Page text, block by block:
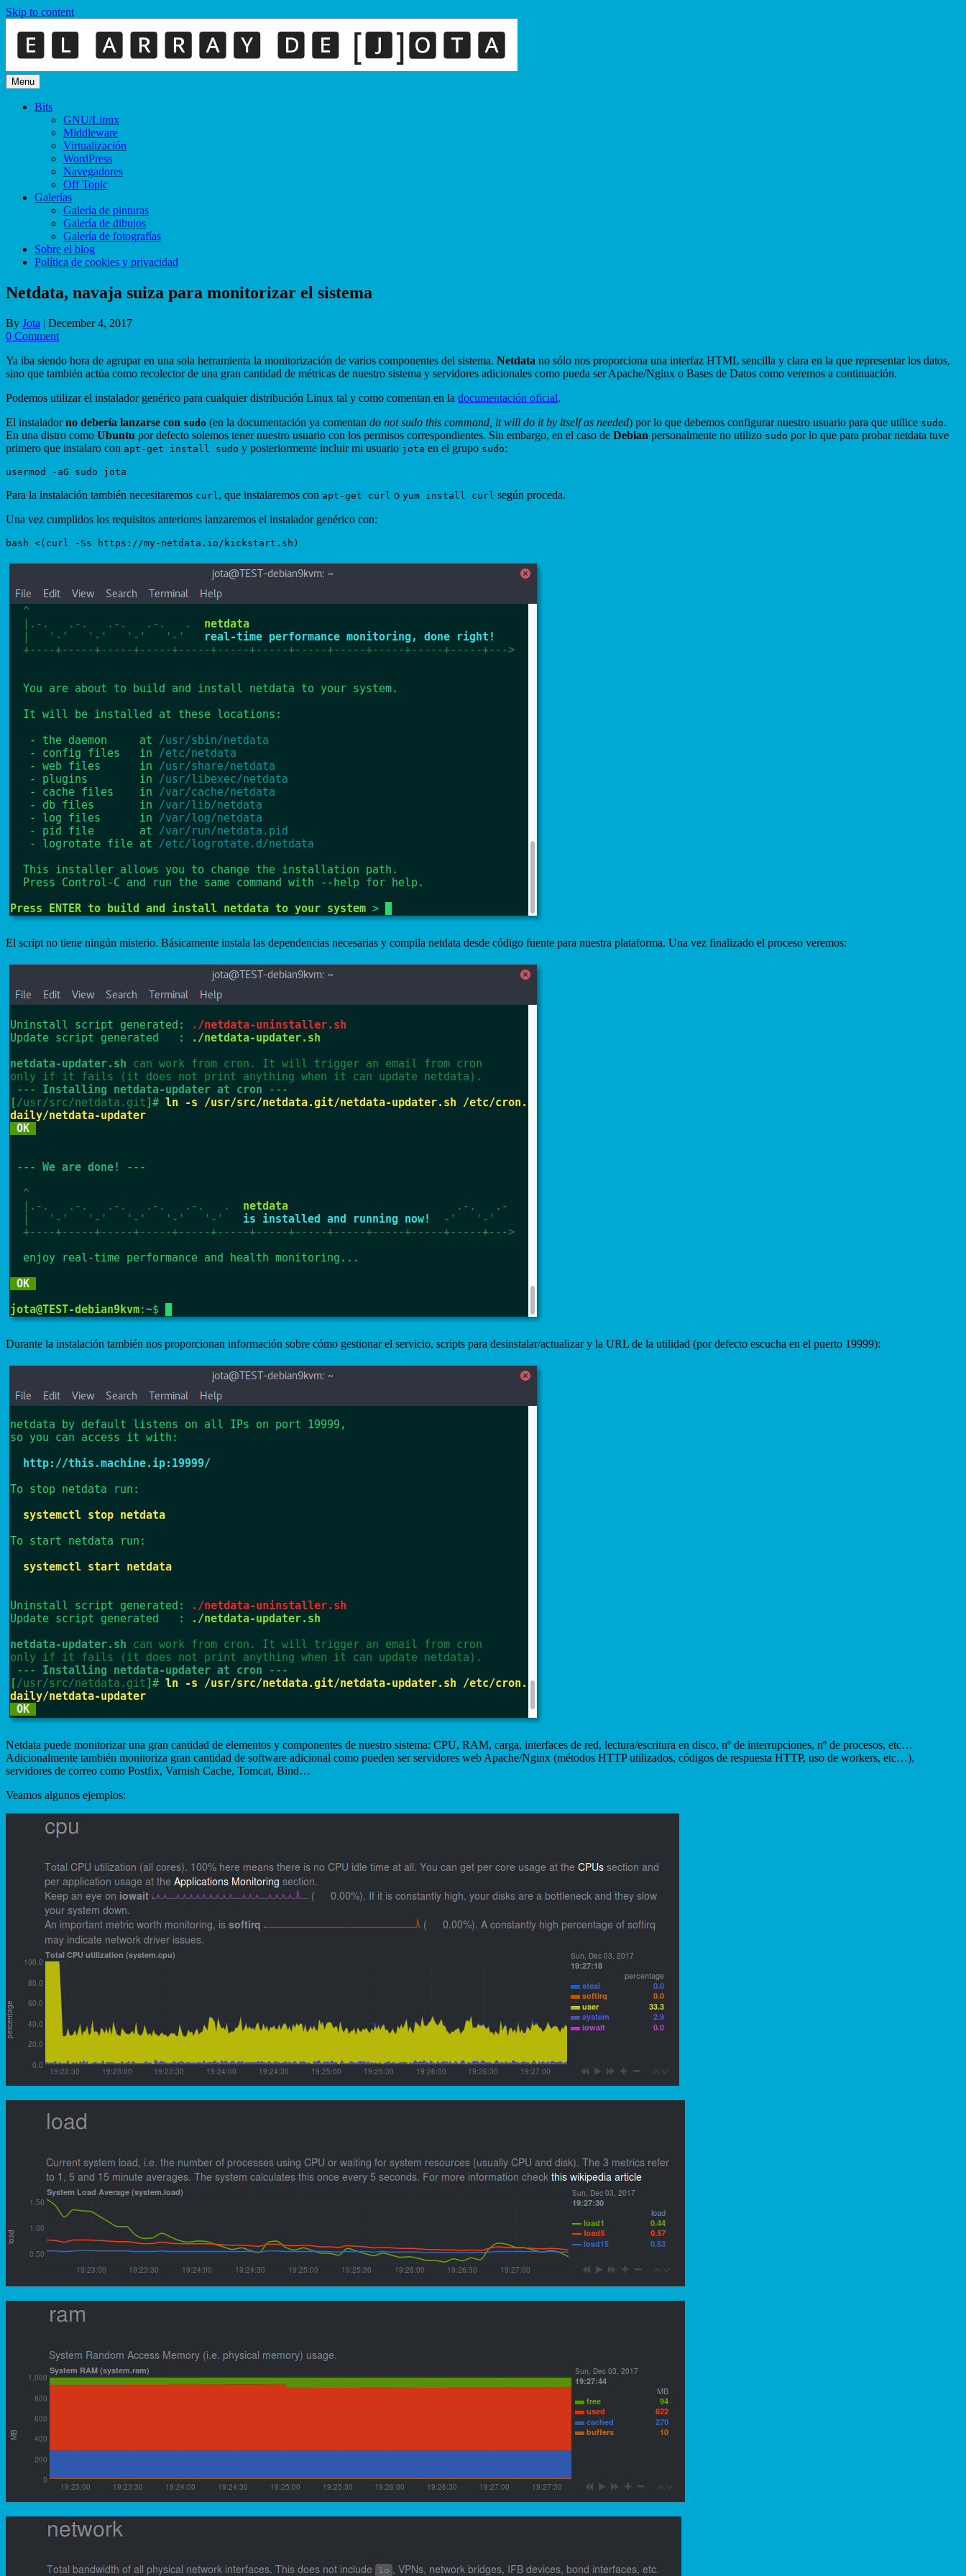
Skip to content
Menu
Bits
GNU/Linux
Middleware
Virtualización
WordPress
Navegadores
Off Topic
Galerías
Galería de pinturas
Galería de dibujos
Galería de fotografías
Sobre el blog
Política de cookies y privacidad
Netdata, navaja suiza para monitorizar el sistema
By Jota | December 4, 2017
0 Comment
Ya iba siendo hora de agrupar en una sola herramienta la monitorización de varios componentes del sistema. Netdata no sólo nos proporciona una interfaz HTML sencilla y clara en la que representar los datos,
sino que también actúa como recolector de una gran cantidad de métricas de nuestro sistema y servidores adicionales como pueda ser Apache/Nginx o Bases de Datos como veremos a continuación.
Podemos utilizar el instalador genérico para cualquier distribución Linux tal y como comentan en la documentación oficial.
El instaladorno debería lanzarse con sudo (en la documentación ya comentan do not sudo this command, it will do it by itself as needed) por lo que debemos configurar nuestro usuario para que utilice sudo.
En una distro como Ubuntu por defecto solemos tener nuestro usuario con los permisos correspondientes. Sin embargo, en el caso de Debian personalmente no utilizo sudo por lo que para probar netdata tuve
primero que instalaro con apt-get install sudo y posteriormente incluir mi usuario jota en el grupo sudo:
Para la instalación también necesitaremos curl , que instalaremos con apt-get curl o yum install curl según proceda.
Una vez cumplidos los requisitos anteriores lanzaremos el instalador genérico con:
El script no tiene ningún misterio. Básicamente instala las dependencias necesarias y compila netdata desde código fuente para nuestra plataforma. Una vez finalizado el proceso veremos:
Durante la instalación también nos proporcionan información sobre cómo gestionar el servicio, scripts para desinstalar/actualizar y la URL de la utilidad (por defecto escucha en el puerto 19999):
Netdata puede monitorizar una gran cantidad de elementos y componentes de nuestro sistema: CPU, RAM, carga, interfaces de red, lectura/escritura en disco, nº de interrupciones, nº de procesos, etc…
Adicionalmente también monitoriza gran cantidad de software adicional como pueden ser servidores web Apache/Nginx (métodos HTTP utilizados, códigos de respuesta HTTP, uso de workers, etc…),
servidores de correo como Postfix, Varnish Cache, Tomcat, Bind…
Veamos algunos ejemplos: